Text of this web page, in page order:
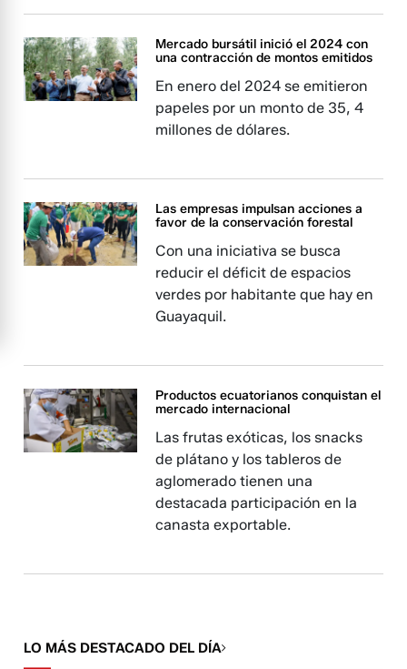
Mercado bursátil inició el 2024 con
una contracción de montos emitidos
En enero del 2024 se emitieron
papeles por un monto de 35, 4
millones de dólares.
Las empresas impulsan acciones a
favor de la conservación forestal
Con una iniciativa se busca
reducir el déficit de espacios
verdes por habitante que hay en
Guayaquil.
Productos ecuatorianos conquistan el
mercado internacional
Las frutas exóticas, los snacks
de plátano y los tableros de
aglomerado tienen una
destacada participación en la
canasta exportable.
LO MÁS DESTACADO DEL DÍA